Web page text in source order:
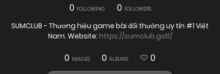
0 FOLLOWING 0 FOLLOWERS
SUMCLUB - Thương hiệu game bài đổi thưởng uy tín #1 Việt
Nam. Website: https://sumclub.golf/
0 IMAGES 0 ALBUMS 0